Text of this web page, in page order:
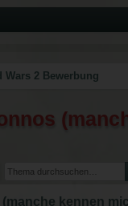
Wars 2 Bewerbung
kennen